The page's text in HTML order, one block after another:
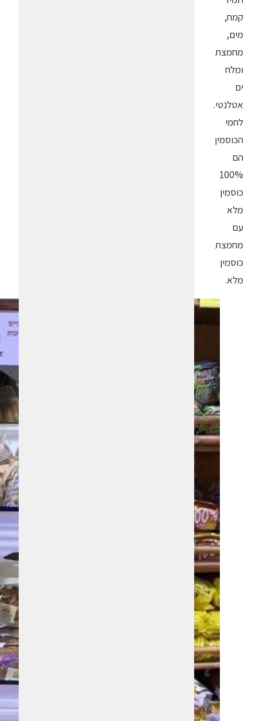
קמח,
מים,
מחמצת
ומלח
ים
אטלנטי.
לחמי
הכוסמין
הם
100%
כוסמין
מלא
עם
מחמצת
כוסמין
מלא.